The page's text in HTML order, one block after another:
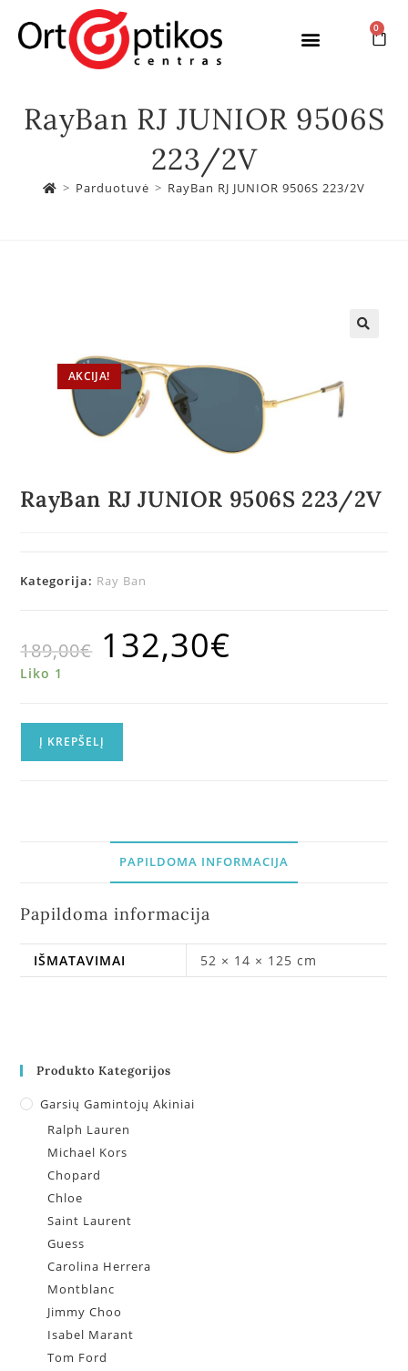
0
RayBan RJ JUNIOR 9506S
223/2V
> Parduotuvė > RayBan RJ JUNIOR 9506S 223/2V
AKCIJA!
RayBan RJ JUNIOR 9506S 223/2V
Kategorija: Ray Ban
189,00€ 132,30€
Liko 1
Į KREPŠELĮ
PAPILDOMA INFORMACIJA
Papildoma informacija
IŠMATAVIMAI 52 × 14 × 125 cm
Produkto Kategorijos
Garsių Gamintojų Akiniai
Ralph Lauren
Michael Kors
Chopard
Chloe
Saint Laurent
Guess
Carolina Herrera
Montblanc
Jimmy Choo
Isabel Marant
Tom Ford